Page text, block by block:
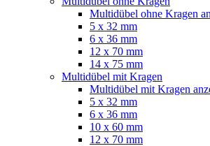
Multidübel ohne Kragen
5 x 32 mm
6 x 36 mm
12 x 70 mm
14 x 75 mm
Multidübel mit Kragen
Multidübel mit Kragen
5 x 32 mm
6 x 36 mm
10 x 60 mm
12 x 70 mm